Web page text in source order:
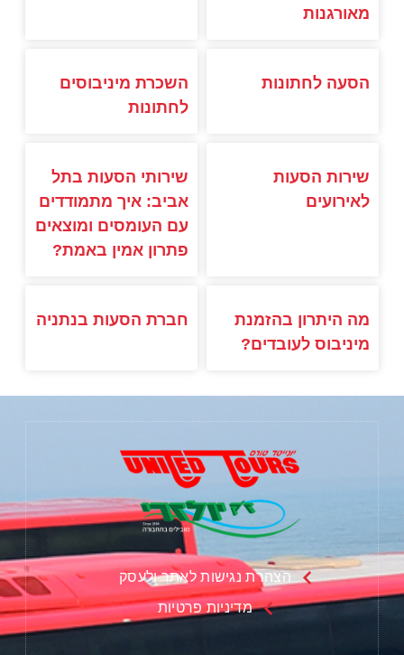
מאורגנות
הסעה לחתונות
השכרת מיניבוסים
לחתונות
שירות הסעות
לאירועים
שירותי הסעות בתל
אביב: איך מתמודדים
עם העומסים ומוצאים
פתרון אמין באמת?
מה היתרון בהזמנת
מיניבוס לעובדים?
חברת הסעות בנתניה
הצהרת נגישות לאתר ולעסק
מדיניות פרטיות